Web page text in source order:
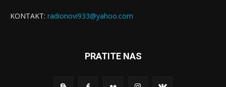
KONTAKT: radionovi933@yahoo.com
PRATITE NAS